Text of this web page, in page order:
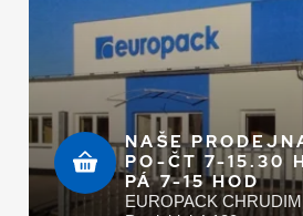
NAŠE
PO-ČT 7-15.30
PÁ 7-15 HOD
EUROPACK